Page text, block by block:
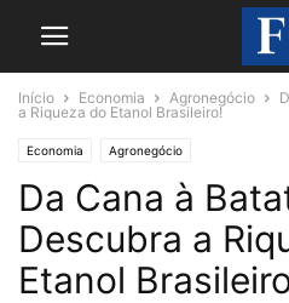
Início Economia Agronegócio
a Riqueza do Etanol Brasileiro!
Economia Agronegócio
Da Cana à
Descubra a
Etanol